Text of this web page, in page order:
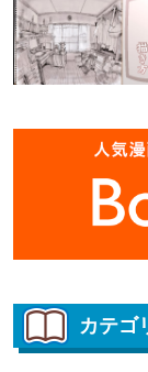
カテゴ